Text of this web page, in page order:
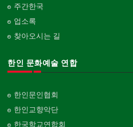
주간한국
업소록
찾아오시는 길
한인 문화예술 연합
한인문인협회
한인교향악단
한국학교연합회